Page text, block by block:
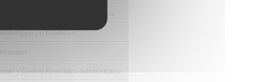
Ayudas y Oportunidad de Financiación
y/o Estadístico
y Gestión Económica-Administrativa